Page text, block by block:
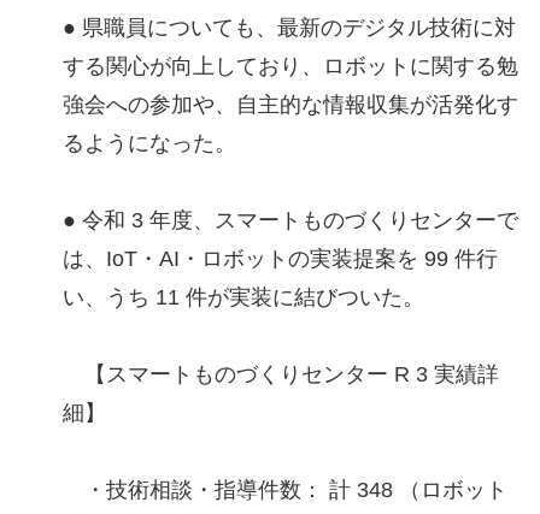
● 県職員についても、最新のデジタル技術に対
する関心が向上しており、ロボットに関する勉
強会への参加や、自主的な情報収集が活発化す
るようになった。
● 令和 3 年度、スマートものづくりセンターで
は、IoT・AI・ロボットの実装提案を 99 件行
い、うち 11 件が実装に結びついた。
【スマートものづくりセンター R 3 実績詳
細】
・技術相談・指導件数： 計 348 （ロボット